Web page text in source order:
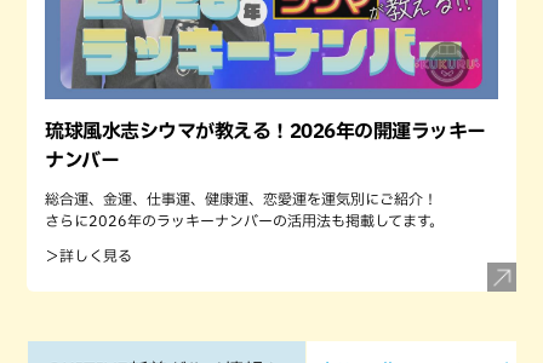
琉球風水志シウマが教える！2026年の開運ラッキー
ナンバー
総合運、金運、仕事運、健康運、恋愛運を運気別にご紹介！
さらに2026年のラッキーナンバーの活用法も掲載してます。
＞詳しく見る